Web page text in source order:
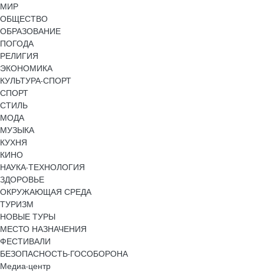
МИР
ОБЩЕСТВО
ОБРАЗОВАНИЕ
ПОГОДА
РЕЛИГИЯ
ЭКОНОМИКА
КУЛЬТУРА-СПОРТ
СПОРТ
СТИЛЬ
МОДА
МУЗЫКА
КУХНЯ
КИНО
НАУКА-ТЕХНОЛОГИЯ
ЗДОРОВЬЕ
ОКРУЖАЮЩАЯ СРЕДА
ТУРИЗМ
НОВЫЕ ТУРЫ
МЕСТО НАЗНАЧЕНИЯ
ФЕСТИВАЛИ
БЕЗОПАСНОСТЬ-ГОСОБОРОНА
Медиа-центр